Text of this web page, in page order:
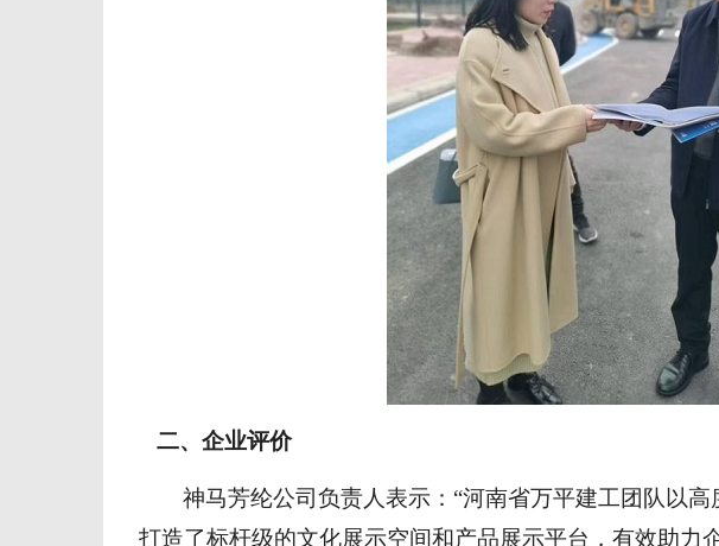
二、企业评价
神马芳纶公司负责人表示： “河南省万平建工团队以
打造了标杆级的文化展示空间和产品展示平台 ，有效助力